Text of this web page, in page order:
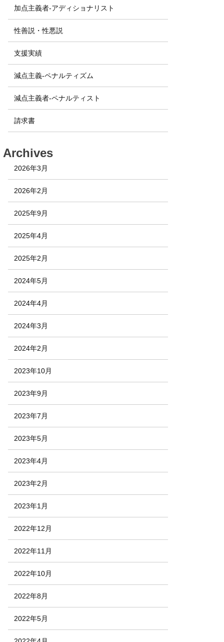
加点主義者-アディショナリスト
性善説・性悪説
支援実績
減点主義-ペナルティズム
減点主義者-ペナルティスト
請求書
Archives
2026年3月
2026年2月
2025年9月
2025年4月
2025年2月
2024年5月
2024年4月
2024年3月
2024年2月
2023年10月
2023年9月
2023年7月
2023年5月
2023年4月
2023年2月
2023年1月
2022年12月
2022年11月
2022年10月
2022年8月
2022年5月